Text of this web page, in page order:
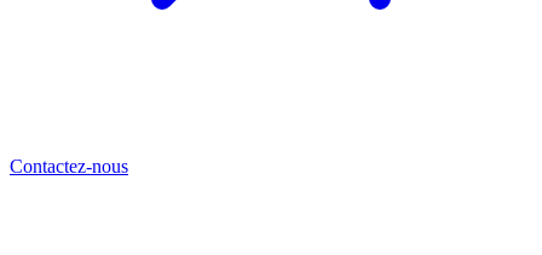
Contactez-nous